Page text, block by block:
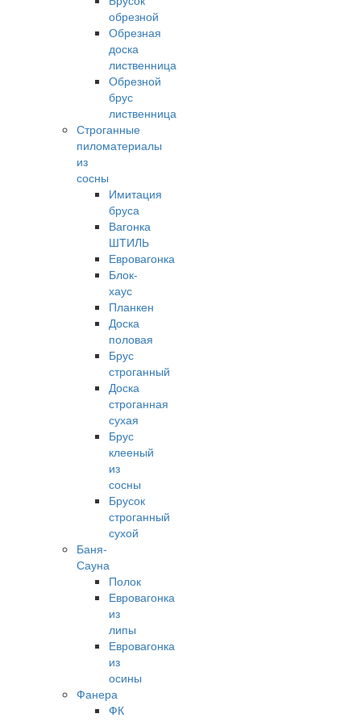
обрезной
Обрезная
доска
лиственница
Обрезной
брус
лиственница
Строганные
пиломатериалы
из
сосны
Имитация
бруса
Вагонка
ШТИЛЬ
Евровагонка
Блок-
хаус
Планкен
Доска
половая
Брус
строганный
Доска
строганная
сухая
Брус
клееный
из
сосны
Брусок
строганный
сухой
Баня-
Сауна
Полок
Евровагонка
из
липы
Евровагонка
из
осины
Фанера
ФК